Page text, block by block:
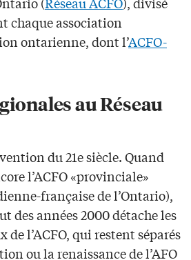
chaque association
ontarienne, dont l’ACFO-
au Réseau
du 21e siècle. Quand
l’ACFO «provinciale»
française de l’Ontario),
des années 2000 détache les
l’ACFO, qui restent séparés
ou la renaissance de l’AFO